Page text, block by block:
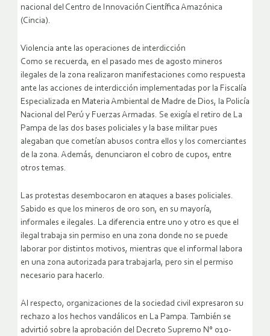
nacional del Centro de Innovación Científica Amazónica
(Cincia).
Violencia ante las operaciones de interdicción
Como se recuerda, en el pasado mes de agosto mineros
ilegales de la zona realizaron manifestaciones como respuesta
ante las acciones de interdicción implementadas por la Fiscalía
Especializada en Materia Ambiental de Madre de Dios, la Policía
Nacional del Perú y Fuerzas Armadas. Se exigía el retiro de La
Pampa de las dos bases policiales y la base militar pues
alegaban que cometían abusos contra ellos y los comerciantes
de la zona. Además, denunciaron el cobro de cupos, entre
otros temas.
Las protestas desembocaron en ataques a bases policiales.
Sabido es que los mineros de oro son, en su mayoría,
informales e ilegales. La diferencia entre uno y otro es que el
ilegal trabaja sin permiso en una zona donde no se puede
laborar por distintos motivos, mientras que el informal labora
en una zona autorizada para trabajarla, pero sin el permiso
necesario para hacerlo.
Al respecto, organizaciones de la sociedad civil expresaron su
rechazo a los hechos vandálicos en La Pampa. También se
advirtió sobre la aprobación del Decreto Supremo N° 010-